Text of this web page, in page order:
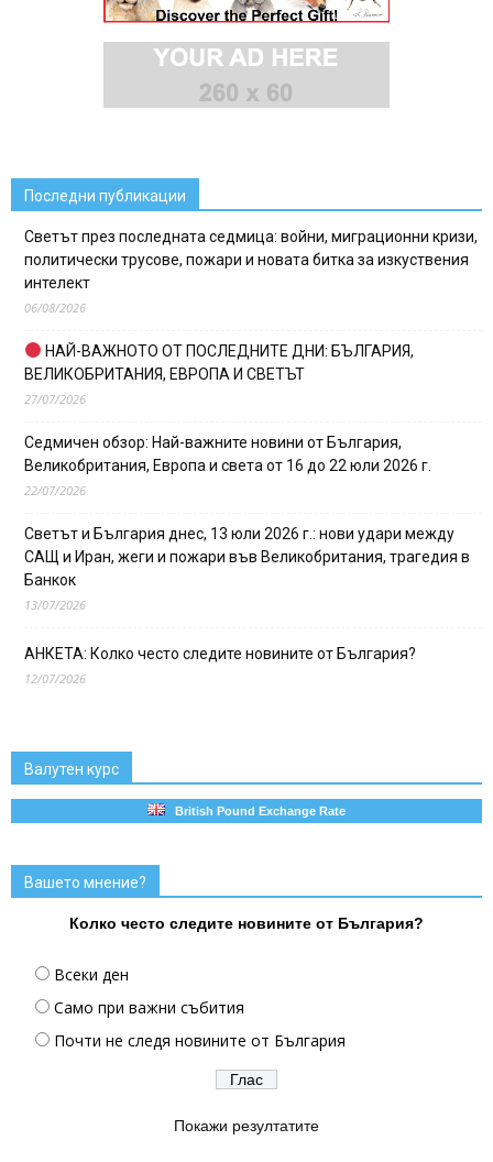
Последни публикации
Светът през последната седмица: войни, миграционни кризи,
политически трусове, пожари и новата битка за изкуствения
интелект
06/08/2026
НАЙ-ВАЖНОТО ОТ ПОСЛЕДНИТЕ ДНИ: БЪЛГАРИЯ,
ВЕЛИКОБРИТАНИЯ, ЕВРОПА И СВЕТЪТ
27/07/2026
Седмичен обзор: Най-важните новини от България,
Великобритания, Европа и света от 16 до 22 юли 2026 г.
22/07/2026
Светът и България днес, 13 юли 2026 г.: нови удари между
САЩ и Иран, жеги и пожари във Великобритания, трагедия в
Банкок
13/07/2026
АНКЕТА: Колко често следите новините от България?
12/07/2026
Валутен курс
British Pound Exchange Rate
Вашето мнение?
Колко често следите новините от България?
Всеки ден
Само при важни събития
Почти не следя новините от България
Покажи резултатите